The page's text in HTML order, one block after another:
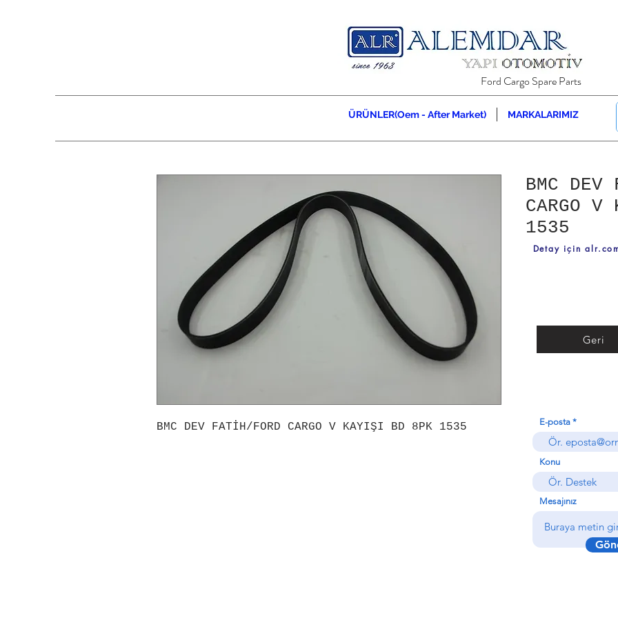
Ford Cargo Spare Parts
ÜRÜNLER(Oem - After Market) MARKALARIMIZ
BMC DEV FATİH/FORD CARGO V KAYIŞI BD 8PK 1535
BMC DEV
CARGO
1535
Geri
Detay için
E-posta
Konu
Mesajınız